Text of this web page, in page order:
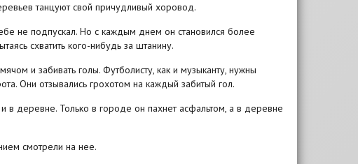
танцуют свой причудливый хоровод.
не подпускал. Но с каждым днем он становился более
схватить кого-нибудь за штанину.
и забивать голы. Футболисту, как и музыканту, нужны
Они отзывались грохотом на каждый забитый гол.
в деревне. Только в городе он пахнет асфальтом, а в деревне
смотрели на нее.